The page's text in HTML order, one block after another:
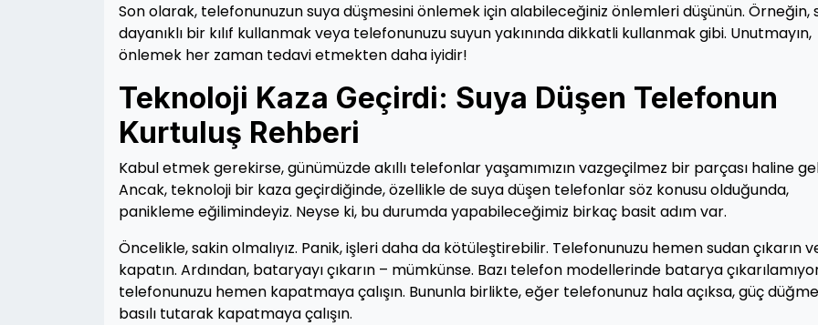
Son olarak, telefonunuzun suya düşmesini önlemek için alabileceğiniz önlemleri düşünün. Örneğin,
dayanıklı bir kılıf kullanmak veya telefonunuzu suyun yakınında dikkatli kullanmak gibi. Unutmayın,
önlemek her zaman tedavi etmekten daha iyidir!
Teknoloji Kaza Geçirdi: Suya Düşen Telefonun
Kurtuluş Rehberi
Kabul etmek gerekirse, günümüzde akıllı telefonlar yaşamımızın vazgeçilmez bir parçası haline
Ancak, teknoloji bir kaza geçirdiğinde, özellikle de suya düşen telefonlar söz konusu olduğunda,
panikleme eğilimindeyiz. Neyse ki, bu durumda yapabileceğimiz birkaç basit adım var.
Öncelikle, sakin olmalıyız. Panik, işleri daha da kötüleştirebilir. Telefonunuzu hemen sudan çıkarın
kapatın. Ardından, bataryayı çıkarın – mümkünse. Bazı telefon modellerinde batarya
telefonunuzu hemen kapatmaya çalışın. Bununla birlikte, eğer telefonunuz hala açıksa, güç
basılı tutarak kapatmaya çalışın.